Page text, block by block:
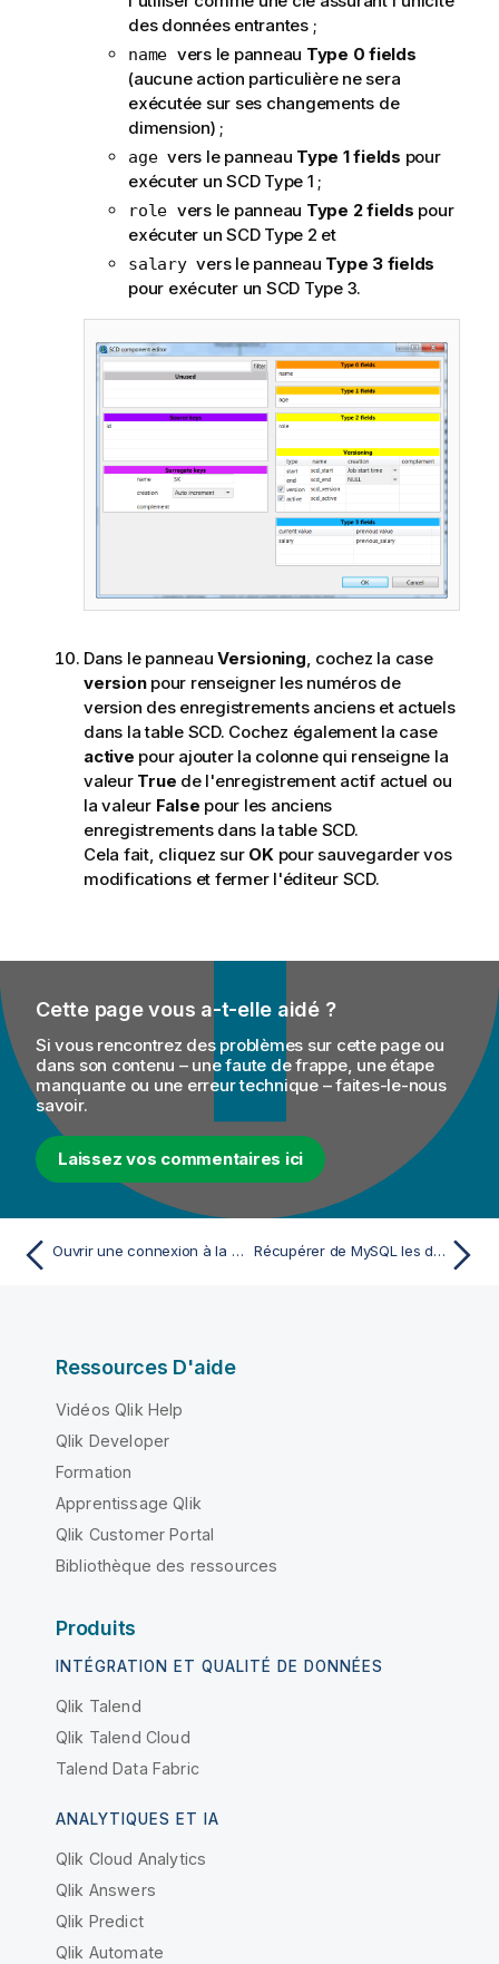
des données entrantes ;
name vers le panneau Type 0 fields
(aucune action particulière ne sera
exécutée sur ses changements de
dimension) ;
age vers le panneau Type 1 fields pour
exécuter un SCD Type 1 ;
role vers le panneau Type 2 fields pour
exécuter un SCD Type 2 et
salaryvers le panneau Type 3 fields
pour exécuter un SCD Type 3.
Dans le panneau Versioning, cochez la case
versionpour renseigner les numéros de
version des enregistrements anciens et actuels
dans la table SCD. Cochez également la case
active pour ajouter la colonne qui renseigne la
valeur True de l'enregistrement actif actuel ou
la valeur False pour les anciens
enregistrements dans la table SCD.
Cela fait, cliquez sur OKpour sauvegarder vos
modifications et fermer l'éditeur SCD.
Cette page vous a-t-elle aidé ?
Si vous rencontrez des problèmes sur cette page ou
dans son contenu – une faute de frappe, une étape
manquante ou une erreur technique – faites-le-nous
savoir.
Laissez vos commentaires ici
Ouvrir une connexion à la base de données MySQL Récupérer de MySQL les données insérées des employés
Ressources D'aide
Vidéos Qlik Help
Qlik Developer
Formation
Apprentissage Qlik
Qlik Customer Portal
Bibliothèque des ressources
Produits
INTÉGRATION ET QUALITÉ DE DONNÉES
Qlik Talend
Qlik Talend Cloud
Talend Data Fabric
ANALYTIQUES ET IA
Qlik Cloud Analytics
Qlik Answers
Qlik Predict
Qlik Automate